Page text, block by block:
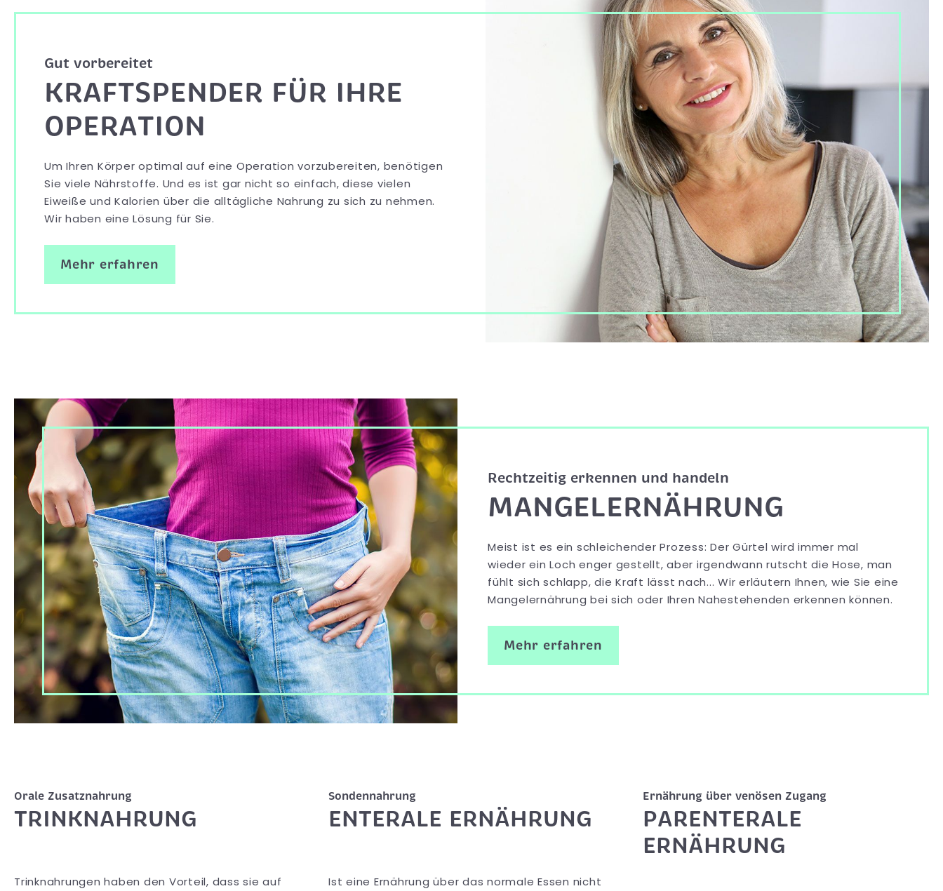
Gut vorbereitet
KRAFTSPENDER FÜR IHRE
OPERATION
Um Ihren Körper optimal auf eine Operation vorzubereiten, benötigen
Sie viele Nährstoffe. Und es ist gar nicht so einfach, diese vielen
Eiweiße und Kalorien über die alltägliche Nahrung zu sich zu nehmen.
Wir haben eine Lösung für Sie.
Mehr erfahren
Rechtzeitig erkennen und handeln
MANGELERNÄHRUNG
Meist ist es ein schleichender Prozess: Der Gürtel wird immer mal
wieder ein Loch enger gestellt, aber irgendwann rutscht die Hose, man
fühlt sich schlapp, die Kraft lässt nach... Wir erläutern Ihnen, wie Sie eine
Mangelernährung bei sich oder Ihren Nahestehenden erkennen können.
Mehr erfahren
Orale Zusatznahrung
TRINKNAHRUNG
Trinknahrungen haben den Vorteil, dass sie auf
Sondennahrung
ENTERALE ERNÄHRUNG
Ist eine Ernährung über das normale Essen nicht
Ernährung über venösen Zugang
PARENTERALE
ERNÄHRUNG